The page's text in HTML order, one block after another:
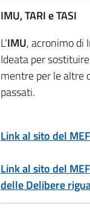
IMU, TARI e TASI
L'IMU, acronimo di
Ideata per
mentre per le altre
passati.
Link al sito del
Link al sito del
delle Delibere